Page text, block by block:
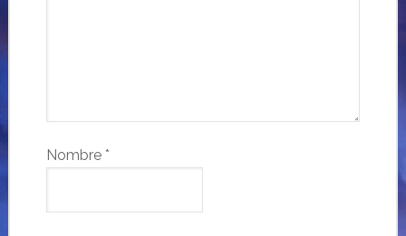
Nombre *